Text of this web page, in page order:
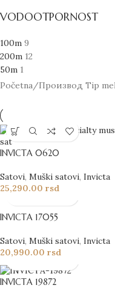
VODOOTPORNOST
100m 9
200m 12
50m 1
Početna/Производ Tip
INVICTA 0620
Satovi, Muški satovi, Invicta
25,290.00 rsd
INVICTA 17055
Satovi, Muški satovi, Invicta
20,990.00 rsd
INVICTA 19872